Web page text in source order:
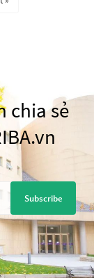
chia sẻ
Subscribe